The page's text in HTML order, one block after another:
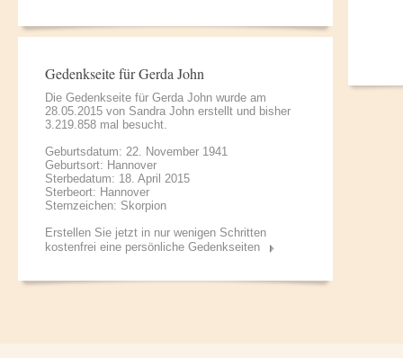
Gedenkseite für Gerda John
Die Gedenkseite für Gerda John wurde am
28.05.2015 von Sandra John erstellt und bisher
3.219.858 mal besucht.
Geburtsdatum: 22. November 1941
Geburtsort: Hannover
Sterbedatum: 18. April 2015
Sterbeort: Hannover
Sternzeichen: Skorpion
Erstellen Sie jetzt in nur wenigen Schritten
kostenfrei eine persönliche Gedenkseiten